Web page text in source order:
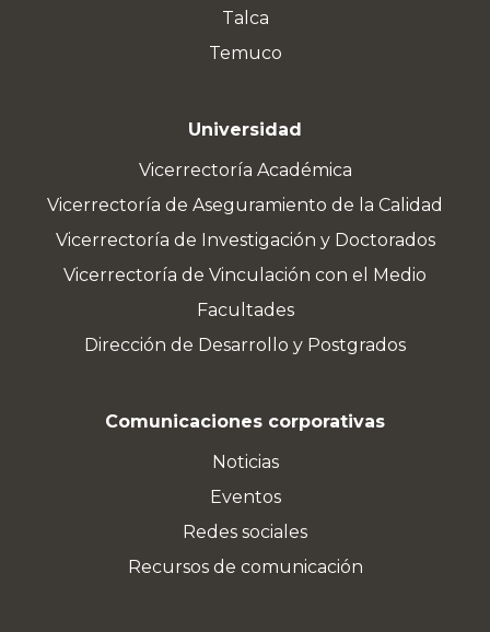
Talca
Temuco
Universidad
Vicerrectoría Académica
Vicerrectoría de Aseguramiento de la Calidad
Vicerrectoría de Investigación y Doctorados
Vicerrectoría de Vinculación con el Medio
Facultades
Dirección de Desarrollo y Postgrados
Comunicaciones corporativas
Noticias
Eventos
Redes sociales
Recursos de comunicación